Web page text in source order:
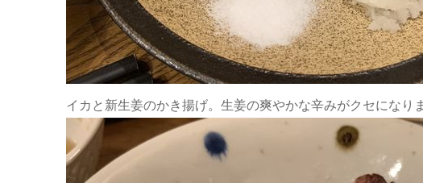
イカと新生姜のかき揚げ。生姜の爽やかな辛みがクセになりま